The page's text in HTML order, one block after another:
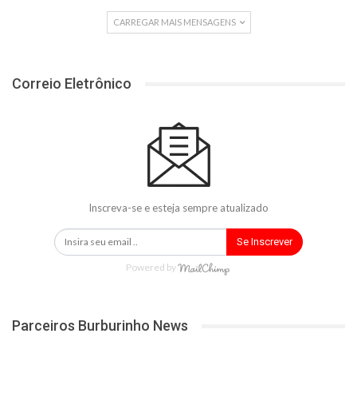
CARREGAR MAIS MENSAGENS
Correio Eletrônico
Inscreva-se e esteja sempre atualizado
Se Inscrever
Powered by
Parceiros Burburinho News